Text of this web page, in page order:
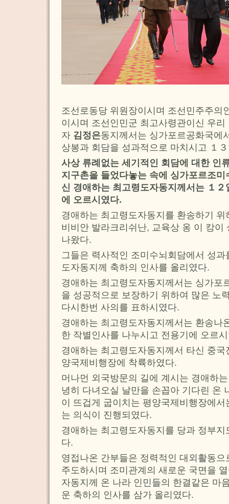
조선로동당 위원장이시며 조선민주주의
이시며 조선인민군 최고사령관이신 우
자 김정은동지께서는 싱가포르공화국에
상봉과 회담을 성과적으로 마치시고 １
사상 류례없는 세기적인 회담에 대한 인
지구촌을 들었다놓는 속에 싱가포르조
신 경애하는 최고령도자동지께서는 １
에 오르시였다.
경애하는 최고령도자동지를 환송하기
비비안 발라크리쉬난, 교육상 옹 이 캉이
나왔다.
그들은 력사적인 조미수뇌회담에서 성
도자동지께 축하의 인사를 올리였다.
경애하는 최고령도자동지께서는 싱가포
을 성공적으로 보장하기 위하여 많은 노
다시한번 사의를 표하시였다.
경애하는 최고령도자동지께서는 환송나
한 작별인사를 나누시고 전용기에 오르
경애하는 최고령도자동지께서 타신 중
양국제비행장에 착륙하였다.
머나먼 외국방문의 길에 계시는 경애하
녕히 다녀오실 날만을 손꼽아 기다린 온
이 뜨겁게 굽이치는 평양국제비행장에
는 의식이 진행되였다.
경애하는 최고령도자동지를 당과 정부
다.
영접나온 간부들은 정력적인 대외활동
주도하시며 조미관계의 새로운 국면을
자동지께 온 나라 인민들의 한결같은 마
운 축하의 인사를 삼가 올리였다.